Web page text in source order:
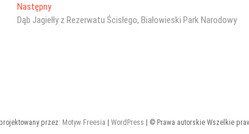
NastępnyNastępny
wpis:
Dąb Jagiełły z Rezerwatu Ścisłego, Białowieski Park Narodowy
przez: Motyw Freesia WordPress | © Prawa autorskie Wszelkie